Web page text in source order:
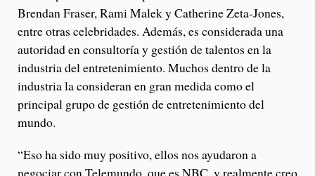
Brendan Fraser, Rami Malek y Catherine Zeta-Jones,
entre otras celebridades. Además, es considerada una
autoridad en consultoría y gestión de talentos en la
industria del entretenimiento. Muchos dentro de la
industria la consideran en gran medida como el
principal grupo de gestión de entretenimiento del
mundo.
“Eso ha sido muy positivo, ellos nos ayudaron a
negociar con Telemundo, que es NBC, y realmente creo